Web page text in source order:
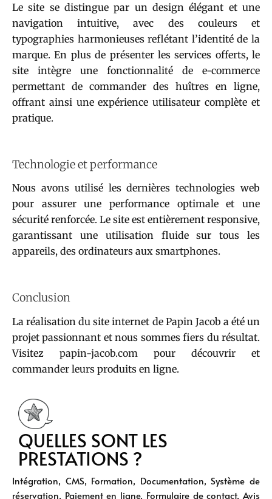
Le site se distingue par un design élégant et une
navigation intuitive, avec des couleurs et
typographies harmonieuses reflétant l’identité de la
marque. En plus de présenter les services offerts, le
site intègre une fonctionnalité de e-commerce
permettant de commander des huîtres en ligne,
offrant ainsi une expérience utilisateur complète et
pratique.
Technologie et performance
Nous avons utilisé les dernières technologies web
pour assurer une performance optimale et une
sécurité renforcée. Le site est entièrement responsive,
garantissant une utilisation fluide sur tous les
appareils, des ordinateurs aux smartphones.
Conclusion
La réalisation du site internet de Papin Jacob a été un
projet passionnant et nous sommes fiers du résultat.
Visitez papin-jacob.com pour découvrir et
commander leurs produits en ligne.
QUELLES SONT LES
PRESTATIONS ?
Intégration, CMS, Formation, Documentation, Système de
réservation, Paiement en ligne, Formulaire de contact, Avis